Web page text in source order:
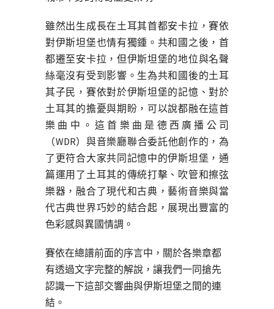
雖然出生成長在土耳其首都安卡拉，賽依
對伊斯坦堡也情有獨鍾。共和國之後，首
都遷至安卡拉，但伊斯坦堡的地位與名聲
絲毫沒有受到影響。生為共和國後的土耳
其子民，賽依對於伊斯坦堡的記憶、對於
土耳其的擔憂與期盼，可以說都融在這首
樂曲中。這首樂曲是德西廣播公司
（WDR）與音樂廳聯合委託他創作的，為
了更符合大家共同記憶中的伊斯坦堡，通
篇運用了土耳其的傳統打擊、吹管和擦弦
樂器，融合了現代和古典，藝術音樂與當
代古典世界巧妙的結合起，展現出豐富的
色彩感與異國情調。
賽依在總譜前面的序言中，關於各樂章都
有透過文字完整的解說，讓我們一同搶先
認識一下這部交響曲與伊斯坦堡之間的連
結。